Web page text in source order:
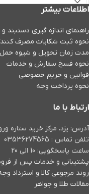
اطلاعات بیشتر
راهنمای اندازه گیری دستبند و
نحوه ثبت شكايات مصرف
مدت زمان تحويل و شیوه حمل
نحوه فسخ سفارش و خدمات
قوانین و حریم خصوصی
نحوه پرداخت وجه
ارتباط با ما
آدرس: یزد، مرکز خرید ستاره
تلفن تماس : 03536274565
ساعت پاسخگویی: 10 الی 20
پشتیبانی و خدمات پس از
روند مرجوعی کالا و استرداد
مقالات طلا و جواهر